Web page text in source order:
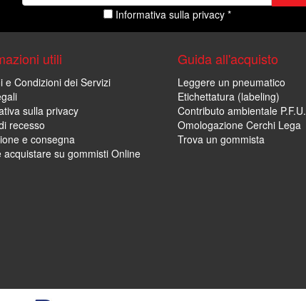
Informativa sulla privacy *
utili
e Condizioni dei Servizi
sulla privacy
recesso
e consegna
acquistare su gommisti Online
Guida all'acquisto
Leggere un pneumatico
Etichettatura (labeling)
Contributo ambientale P.F.U.
Omologazione Cerchi Lega
Trova un gommista